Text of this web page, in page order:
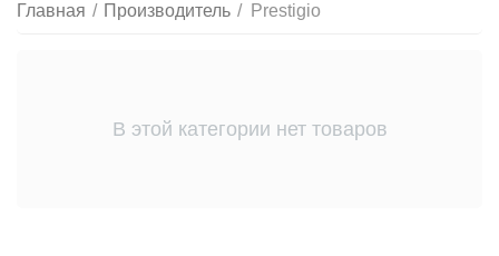
Главная / Производитель / Prestigio
В этой категории нет товаров